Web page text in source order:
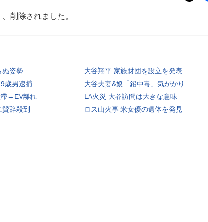
削除されました。
ぬ姿勢
大谷翔平 家族財団を設立を発表
歳男逮捕
大谷夫妻&娘「鉛中毒」気がかり
滞→EV離れ
LA火災 大谷訪問は大きな意味
辞殺到
ロス山火事 米女優の遺体を発見